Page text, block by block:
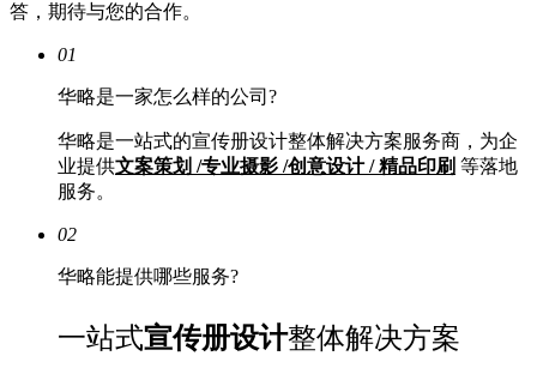
答，期待与您的合作。
01
华略是一家怎么样的公司?
华略是一站式的宣传册设计整体解决方案服务商，为企
业提供文案策划 /专业摄影 /创意设计 / 精品印刷 等落地
服务。
02
华略能提供哪些服务?
一站式宣传册设计整体解决方案